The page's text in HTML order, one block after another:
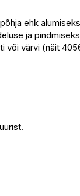
ehk
ja
või värvi (näit